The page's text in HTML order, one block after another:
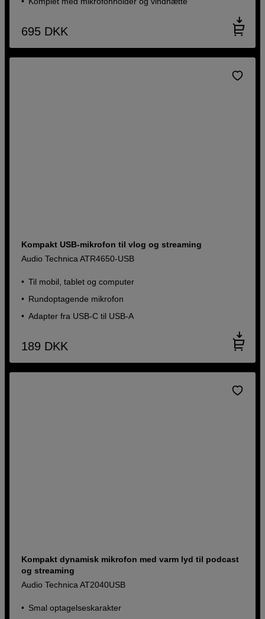
695 DKK
Kompakt USB-mikrofon til vlog og streaming
Audio Technica ATR4650-USB
Til mobil, tablet og computer
Rundoptagende mikrofon
Adapter fra USB-C til USB-A
189 DKK
Kompakt dynamisk mikrofon med varm lyd til podcast
og streaming
Audio Technica AT2040USB
Smal optagelseskarakter